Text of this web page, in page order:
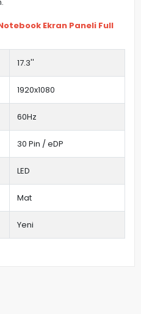
Notebook Ekran Paneli Full
17.3''
1920x1080
60Hz
30 Pin / eDP
LED
Mat
Yeni